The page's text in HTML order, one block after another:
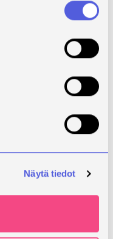
Näytä tiedot